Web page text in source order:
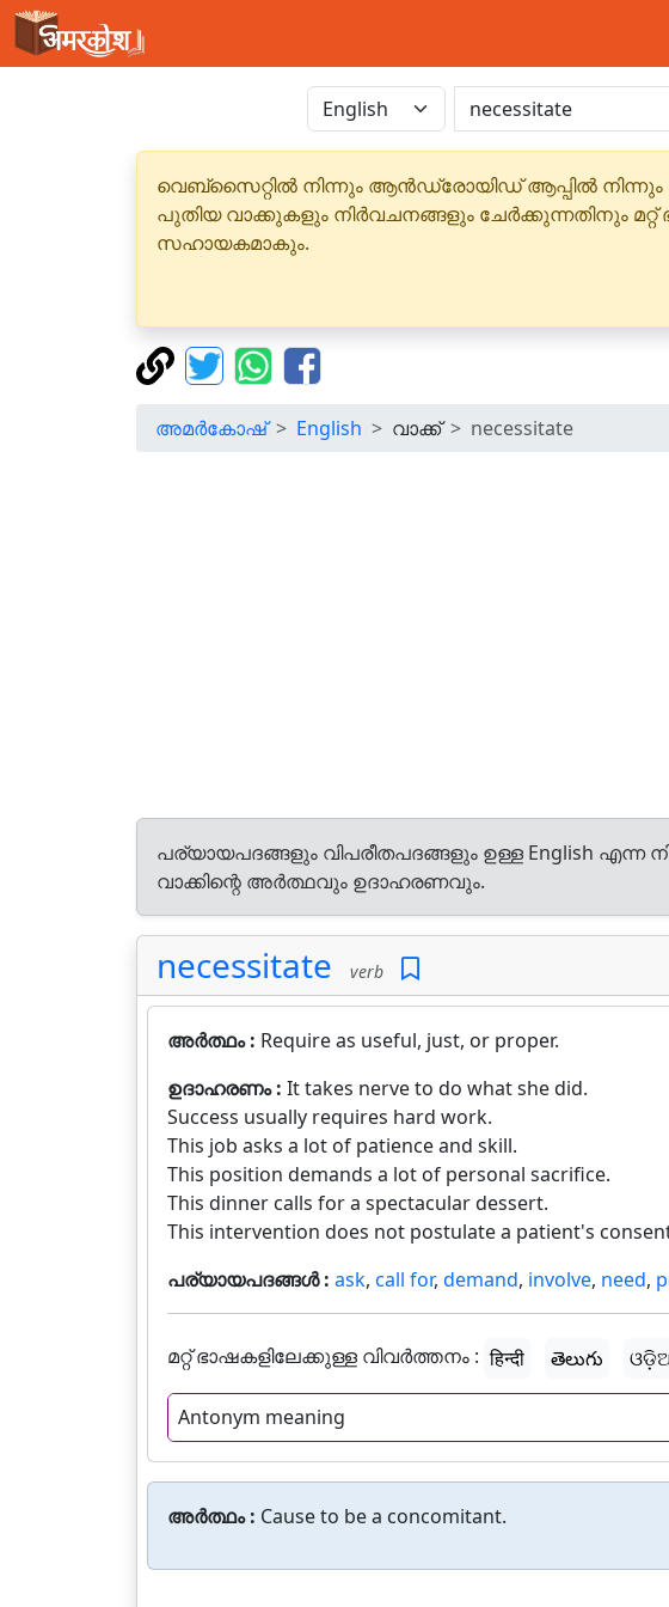
വെബ്‌സൈറ്റിൽ നിന്നും ആൻഡ്രോയിഡ് ആപ്പിൽ
പുതിയ വാക്കുകളും നിർവചനങ്ങളും ചേർക്കുന്നതിനും
സഹായകമാകും.
അമർകോഷ് English വാക്ക് necessitate
പര്യായപദങ്ങളും വിപരീതപദങ്ങളും ഉള്ള English എന്ന
വാക്കിന്റെ അർത്ഥവും ഉദാഹരണവും.
necessitate verb
അർത്ഥം : Require as useful, just, or proper.
ഉദാഹരണം : It takes nerve to do what she did.
Success usually requires hard work.
This job asks a lot of patience and skill.
This position demands a lot of personal sacrifice.
This dinner calls for a spectacular dessert.
This intervention does not postulate a patient's
പര്യായപദങ്ങൾ : ask, call for, demand, involve, need,
മറ്റ് ഭാഷകളിലേക്കുള്ള വിവർത്തനം : हिन्दी తెలుగు
Antonym meaning
അർത്ഥം : Cause to be a concomitant.